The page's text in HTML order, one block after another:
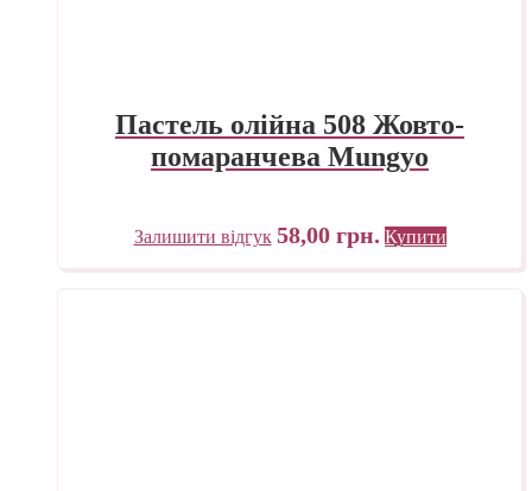
Пастель олійна 508 Жовто-
помаранчева Mungyo
Залишити відгук 58,00 грн. Купити